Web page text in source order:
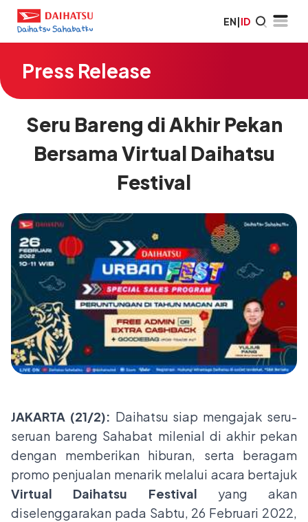
EN|ID
Press Release
Seru Bareng di Akhir Pekan
Bersama Virtual Daihatsu
Festival
JAKARTA (21/2): Daihatsu siap mengajak seru-
seruan bareng Sahabat milenial di akhir pekan
dengan memberikan hiburan, serta beragam
promo penjualan menarik melalui acara bertajuk
Virtual Daihatsu Festival yang akan
diselenggarakan pada Sabtu, 26 Februari 2022,